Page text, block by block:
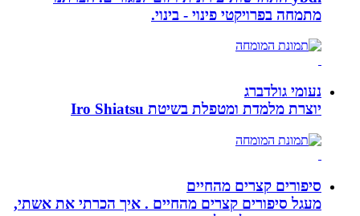
מתמחה בפרויקטי פינוי - בינוי.
נעומי גולדברג
יוצרת מלמדת ומטפלת בשיטת Iro Shiatsu
סיפורים קצרים מהחיים
מעגל סיפורים קצרים מהחיים . איך הכרתי את אשתי,